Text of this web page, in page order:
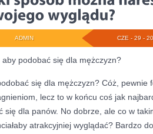
CZE - 29 -
ADMIN
aby podobać się dla mężczyzn?
się dla mężczyzn? Cóż, pewnie
lecz to w końcu coś jak
się dla panów. No dobrze, ale co w
atrakcyjniej wyglądać? Bardzo